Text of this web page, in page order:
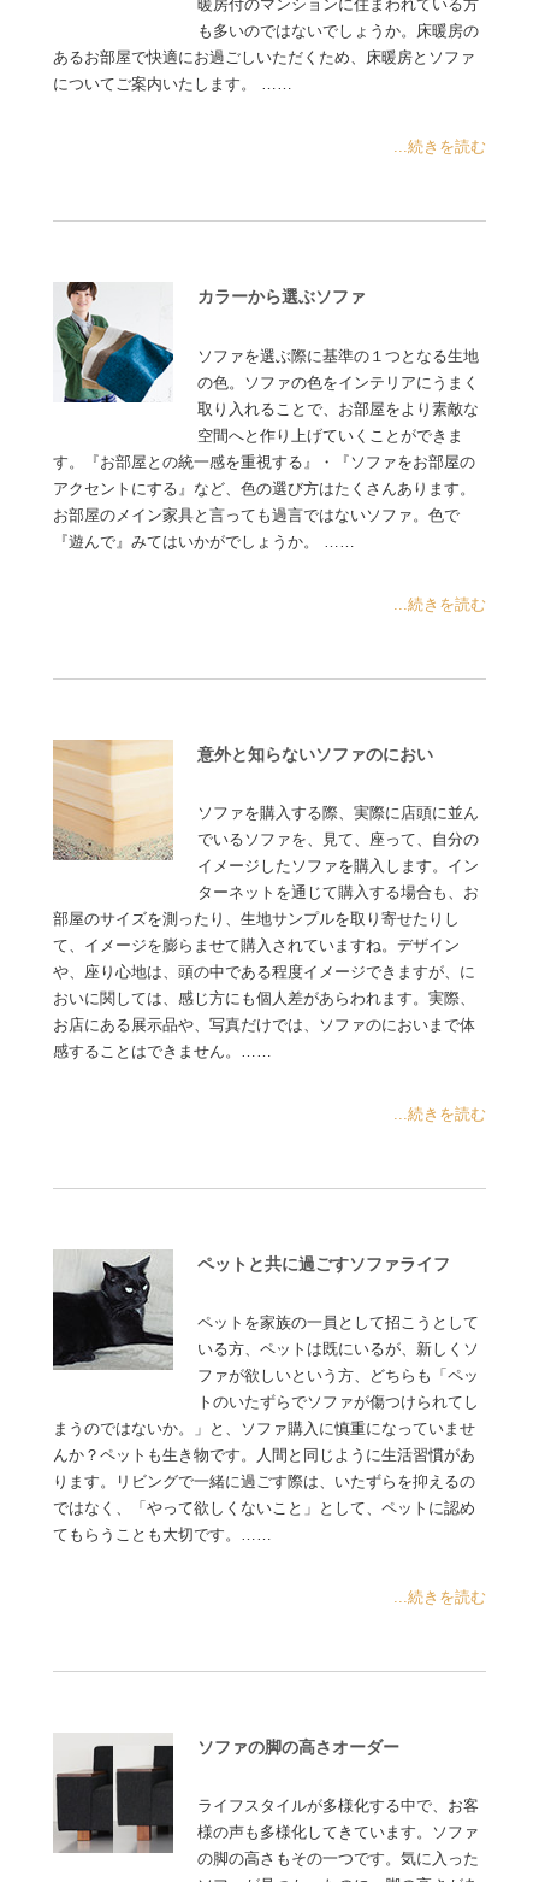
暖房付のマンションに住まわれている方
も多いのではないでしょうか。床暖房の
あるお部屋で快適にお過ごしいただくため、床暖房とソファ
についてご案内いたします。 ……
...続きを読む
カラーから選ぶソファ
ソファを選ぶ際に基準の１つとなる生地
の色。ソファの色をインテリアにうまく
取り入れることで、お部屋をより素敵な
空間へと作り上げていくことができま
す。『お部屋との統一感を重視する』・『ソファをお部屋の
アクセントにする』など、色の選び方はたくさんあります。
お部屋のメイン家具と言っても過言ではないソファ。色で
『遊んで』みてはいかがでしょうか。 ……
...続きを読む
意外と知らないソファのにおい
ソファを購入する際、実際に店頭に並ん
でいるソファを、見て、座って、自分の
イメージしたソファを購入します。イン
ターネットを通じて購入する場合も、お
部屋のサイズを測ったり、生地サンプルを取り寄せたりし
て、イメージを膨らませて購入されていますね。デザイン
や、座り心地は、頭の中である程度イメージできますが、に
おいに関しては、感じ方にも個人差があらわれます。実際、
お店にある展示品や、写真だけでは、ソファのにおいまで体
感することはできません。……
...続きを読む
ペットと共に過ごすソファライフ
ペットを家族の一員として招こうとして
いる方、ペットは既にいるが、新しくソ
ファが欲しいという方、どちらも「ペッ
トのいたずらでソファが傷つけられてし
まうのではないか。」と、ソファ購入に慎重になっていませ
んか？ペットも生き物です。人間と同じように生活習慣があ
ります。リビングで一緒に過ごす際は、いたずらを抑えるの
ではなく、「やって欲しくないこと」として、ペットに認め
てもらうことも大切です。……
...続きを読む
ソファの脚の高さオーダー
ライフスタイルが多様化する中で、お客
様の声も多様化してきています。ソファ
の脚の高さもその一つです。気に入った